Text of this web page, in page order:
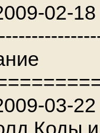
02-
03-
Коды